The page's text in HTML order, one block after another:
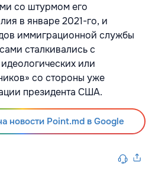
со штурмом его
в январе 2021-го, и
иммиграционной службы
сталкивались с
или
со стороны уже
президента США.
новости Point.md в Google